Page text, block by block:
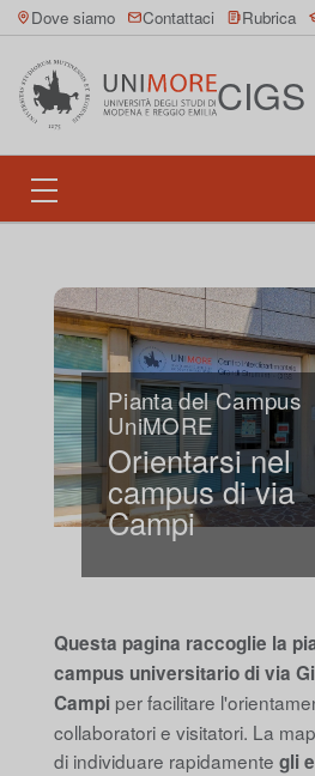
Dove siamo Contattaci Rubrica
CIGS
Pianta del Campus
UniMORE
Orientarsi nel
campus di via
Campi
Questa pagina raccoglie la
campus universitario di via
Campi per facilitare
collaboratori e visitatori. La
di individuare rapidamentegli